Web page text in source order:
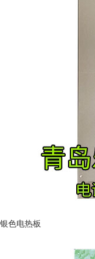
银色电热板